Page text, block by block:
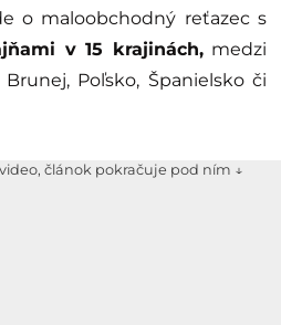
o maloobchodný reťazec s
v 15 krajinách,medzi
Poľsko, Španielsko či
článok pokračuje pod ním ↓